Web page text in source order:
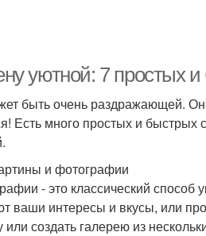
уютной: 7 простых
быть очень раздражающей.
Есть много простых и быстрых
и фотографии
- это классический
ваши интересы и вкусы, или
создать галерею из